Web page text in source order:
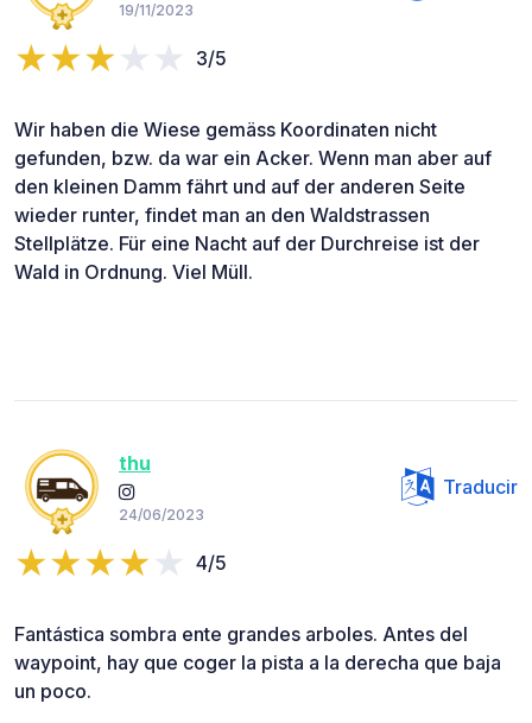
19/11/2023
3/5
Wir haben die Wiese gemäss Koordinaten nicht
gefunden, bzw. da war ein Acker. Wenn man aber auf
den kleinen Damm fährt und auf der anderen Seite
wieder runter, findet man an den Waldstrassen
Stellplätze. Für eine Nacht auf der Durchreise ist der
Wald in Ordnung. Viel Müll.
thu
24/06/2023
Traducir
4/5
Fantástica sombra ente grandes arboles. Antes del
waypoint, hay que coger la pista a la derecha que baja
un poco.